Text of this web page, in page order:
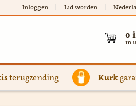
Inloggen Lid worden
0
in
terugzending Kurk